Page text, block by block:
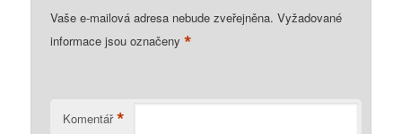
Vaše e-mailová adresa nebude zveřejněna. Vyžadované
informace jsou označeny*
Komentář *